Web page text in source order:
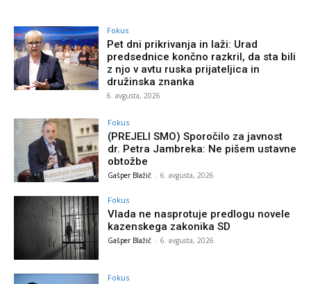
Fokus
Pet dni prikrivanja in laži: Urad
predsednice končno razkril, da sta bili
z njo v avtu ruska prijateljica in
družinska znanka
6. avgusta, 2026
Fokus
(PREJELI SMO) Sporočilo za javnost
dr. Petra Jambreka: Ne pišem ustavne
obtožbe
Gašper Blažič - 6. avgusta, 2026
Fokus
Vlada ne nasprotuje predlogu novele
kazenskega zakonika SD
Gašper Blažič - 6. avgusta, 2026
Fokus